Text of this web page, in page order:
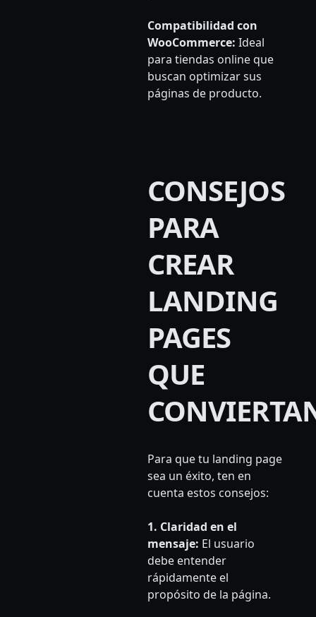
Compatibilidad con
WooCommerce: Ideal
para tiendas online que
buscan optimizar sus
páginas de producto.
CONSEJOS
PARA
CREAR
LANDING
PAGES
QUE
Para que tu landing page
sea un éxito, ten en
cuenta estos consejos:
1. Claridad en el
mensaje: El usuario
debe entender
rápidamente el
propósito de la página.